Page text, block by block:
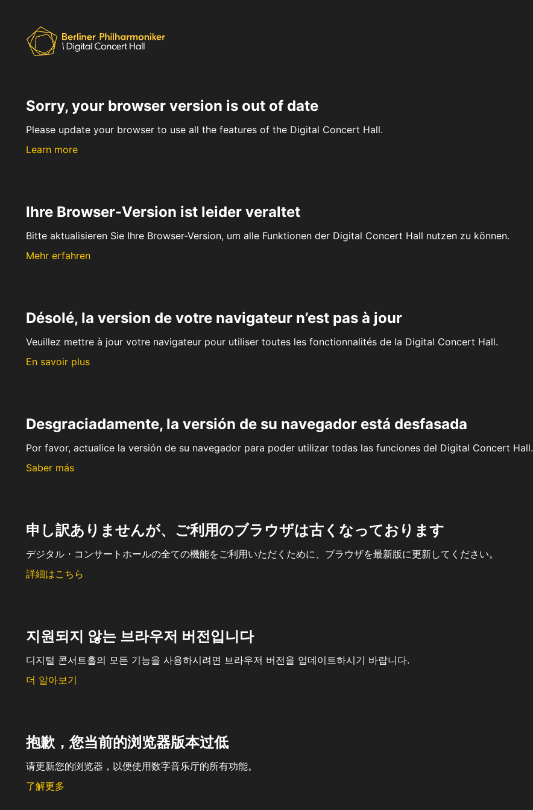
Sorry, your browser version is out of date
Please update your browser to use all the features of the Digital Concert Hall.
Learn more
Ihre Browser-Version ist leider veraltet
Bitte aktualisieren Sie Ihre Browser-Version, um alle Funktionen der Digital Concert Hall nutzen zu können.
Mehr erfahren
Désolé, la version de votre navigateur n’est pas à jour
Veuillez mettre à jour votre navigateur pour utiliser toutes les fonctionnalités de la Digital Concert Hall.
En savoir plus
Desgraciadamente, la versión de su navegador está desfasada
Por favor, actualice la versión de su navegador para poder utilizar todas las funciones del Digital Concert Hall.
Saber más
申し訳ありませんが、ご利用のブラウザは古くなっております
デジタル・コンサートホールの全ての機能をご利用いただくために、ブラウザを最新版に更新してください。
詳細はこちら
지원되지 않는 브라우저 버전입니다
디지털 콘서트홀의 모든 기능을 사용하시려면 브라우저 버전을 업데이트하시기 바랍니다.
더 알아보기
抱歉，您当前的浏览器版本过低
请更新您的浏览器，以便使用数字音乐厅的所有功能。
了解更多